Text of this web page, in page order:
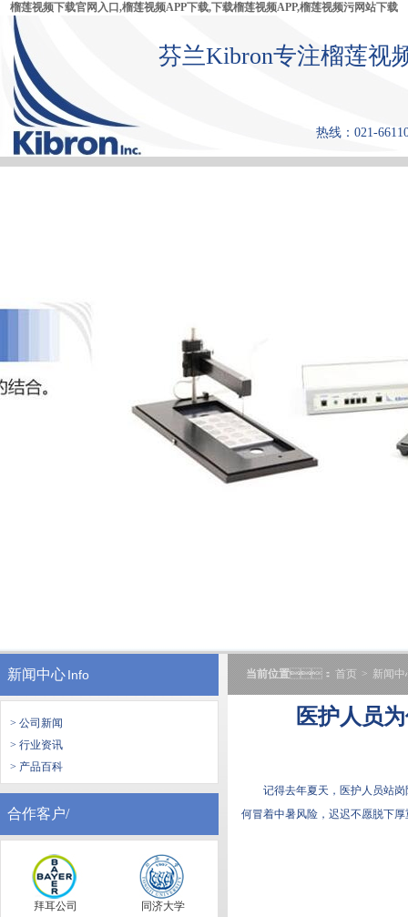
榴莲视频下载官网入口,榴莲视频APP下载,下载榴莲视频APP,榴莲视频污网站下载
芬兰Kibron专注榴莲视频
热线：021-
首 页 产品中心 张力仪
新闻中心Info
> 公司新闻
> 行业资讯
> 产品百科
合作客户/
拜耳公司 同济大学
当前位置： 首页 > 新闻中
医护人员为
记得去年夏天，医护人员站
何冒着中暑风险，迟迟不愿脱下厚